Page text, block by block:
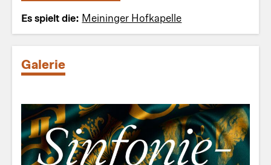
Es spielt die: Meininger Hofkapelle
Galerie